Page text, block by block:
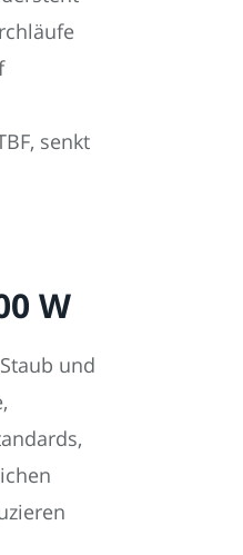
senkt
W
und